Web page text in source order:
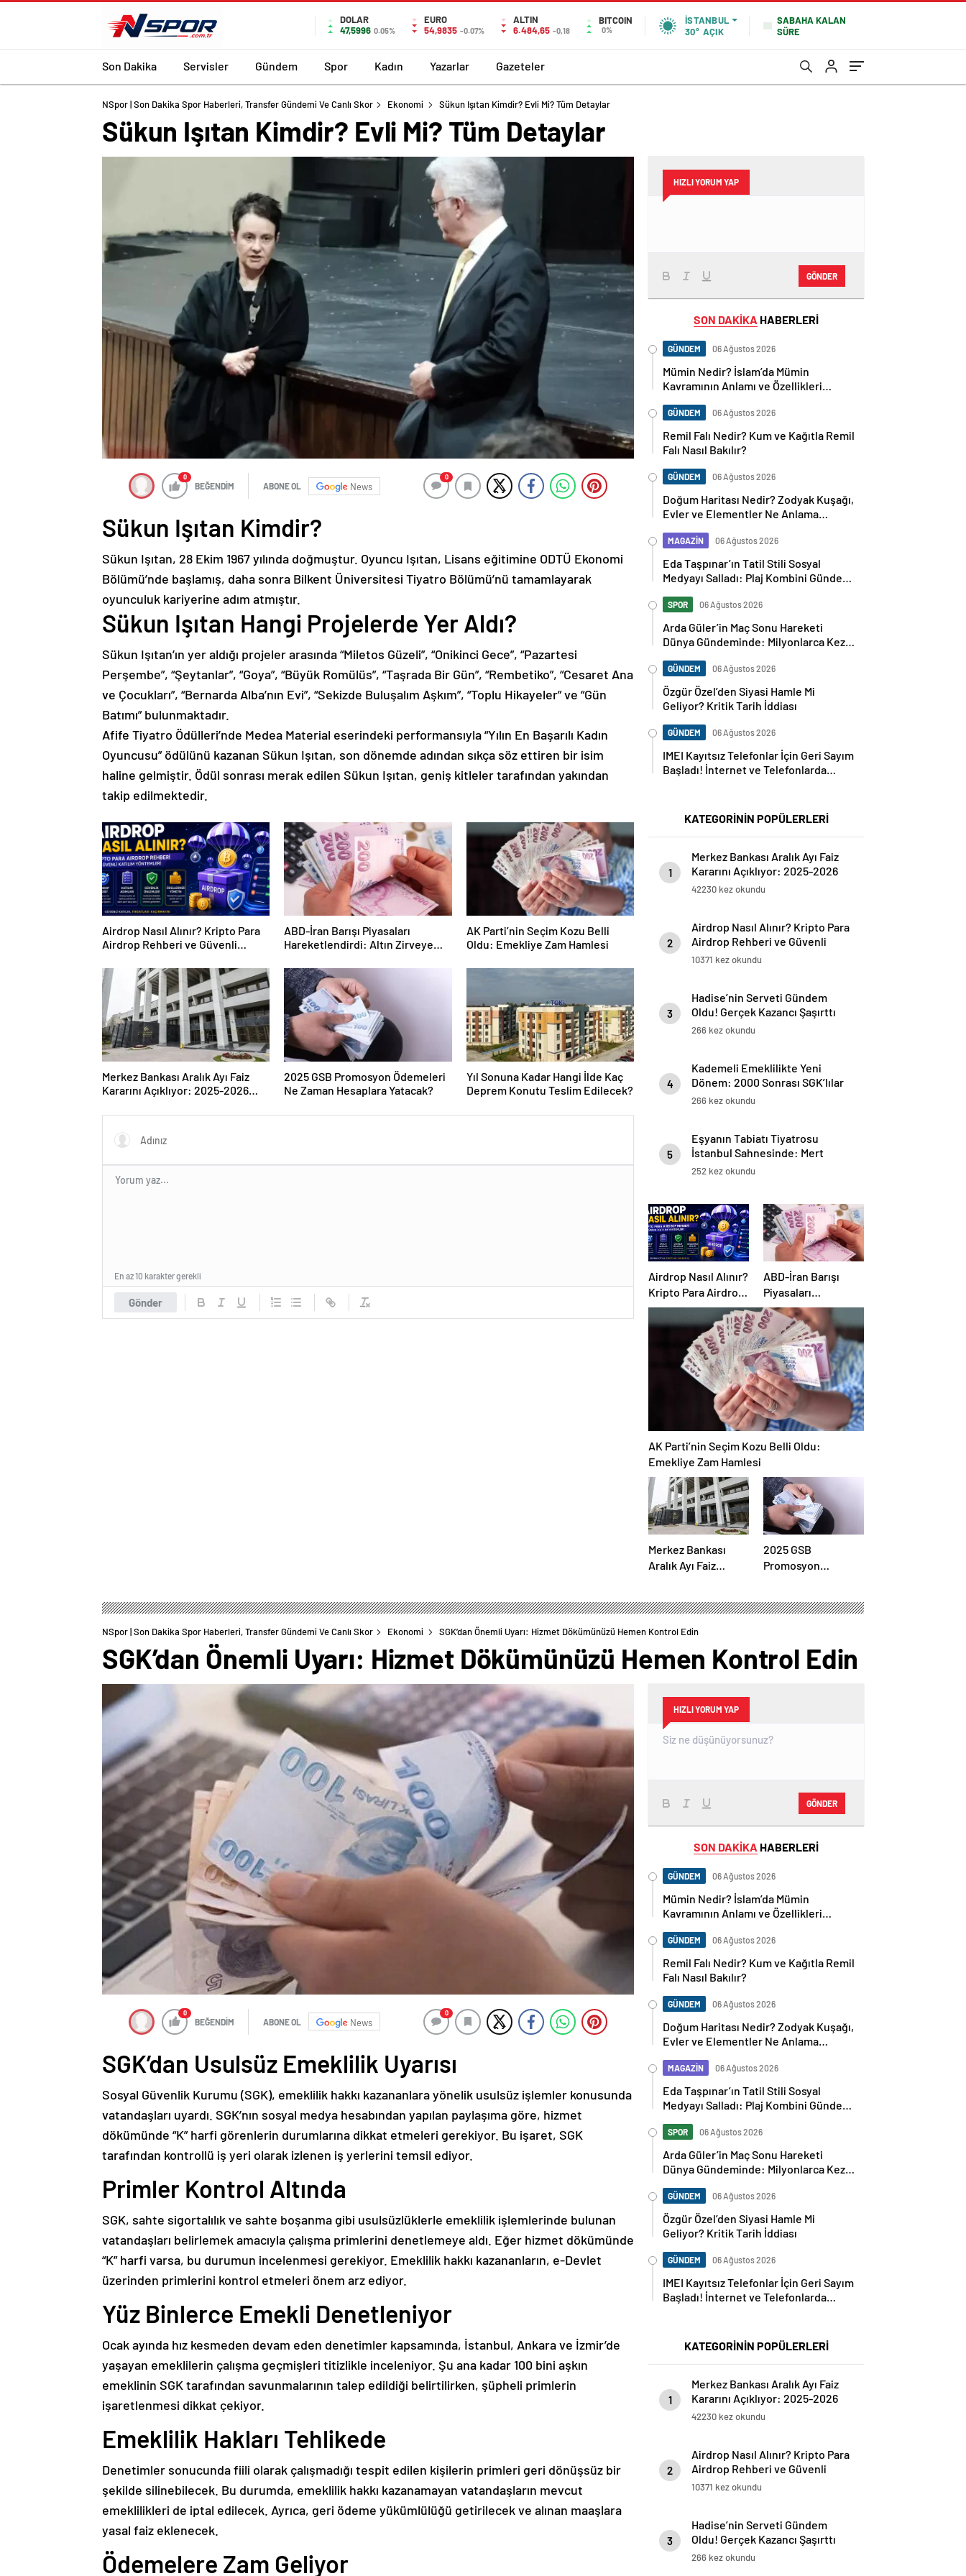
DOLAR
47,5996 0.05%
EURO
54,9835 -0.07%
ALTIN
6.484,65 -0,18
BITCOIN
0%
İSTANBUL
30° AÇIK
SABAHA KALAN
SÜRE
Son Dakika Servisler Gündem Spor Kadın Yazarlar Gazeteler
NSpor | Son Dakika Spor Haberleri, Transfer Gündemi Ve Canlı Skor Ekonomi Sükun Işıtan Kimdir? Evli Mi? Tüm Detaylar
Sükun Işıtan Kimdir? Evli Mi? Tüm Detaylar
0
BEĞENDİM ABONE OL News
0
Sükun Işıtan Kimdir?
Sükun Işıtan, 28 Ekim 1967 yılında doğmuştur. Oyuncu Işıtan, Lisans eğitimine ODTÜ Ekonomi
Bölümü’nde başlamış, daha sonra Bilkent Üniversitesi Tiyatro Bölümü’nü tamamlayarak
oyunculuk kariyerine adım atmıştır.
Sükun Işıtan Hangi Projelerde Yer Aldı?
Sükun Işıtan’ın yer aldığı projeler arasında “Miletos Güzeli”, “Onikinci Gece”, “Pazartesi
Perşembe”, “Şeytanlar”, “Goya”, “Büyük Romülüs”, “Taşrada Bir Gün”, “Rembetiko”, “Cesaret Ana
ve Çocukları”, “Bernarda Alba’nın Evi”, “Sekizde Buluşalım Aşkım”, “Toplu Hikayeler” ve “Gün
Batımı” bulunmaktadır.
Afife Tiyatro Ödülleri’nde Medea Material eserindeki performansıyla “Yılın En Başarılı Kadın
Oyuncusu” ödülünü kazanan Sükun Işıtan, son dönemde adından sıkça söz ettiren bir isim
haline gelmiştir. Ödül sonrası merak edilen Sükun Işıtan, geniş kitleler tarafından yakından
takip edilmektedir.
Airdrop Nasıl Alınır? Kripto Para
Airdrop Rehberi ve Güvenli
ABD-İran Barışı Piyasaları
Hareketlendirdi: Altın Zirveye
AK Parti’nin Seçim Kozu Belli
Oldu: Emekliye Zam Hamlesi
Merkez Bankası Aralık Ayı Faiz
Kararını Açıklıyor: 2025-2026
2025 GSB Promosyon Ödemeleri
Ne Zaman Hesaplara Yatacak?
Yıl Sonuna Kadar Hangi İlde Kaç
Deprem Konutu Teslim Edilecek?
Gönder
En az 10 karakter gerekli
HIZLI YORUM YAP
GÖNDER
SON DAKİKA HABERLERİ
GÜNDEM 06 Ağustos 2026
Mümin Nedir? İslam’da Mümin
Kavramının Anlamı ve Özellikleri
GÜNDEM 06 Ağustos 2026
Remil Falı Nedir? Kum ve Kağıtla Remil
Falı Nasıl Bakılır?
GÜNDEM 06 Ağustos 2026
Doğum Haritası Nedir? Zodyak Kuşağı,
Evler ve Elementler Ne Anlama
MAGAZİN 06 Ağustos 2026
Eda Taşpınar’ın Tatil Stili Sosyal
Medyayı Salladı: Plaj Kombini Gündem
SPOR 06 Ağustos 2026
Arda Güler’in Maç Sonu Hareketi
Dünya Gündeminde: Milyonlarca Kez
GÜNDEM 06 Ağustos 2026
Özgür Özel’den Siyasi Hamle Mi
Geliyor? Kritik Tarih İddiası
GÜNDEM 06 Ağustos 2026
IMEI Kayıtsız Telefonlar İçin Geri Sayım
Başladı! İnternet ve Telefonlarda
KATEGORİNİN POPÜLERLERİ
1
Merkez Bankası Aralık Ayı Faiz
Kararını Açıklıyor: 2025-2026
Takvimi
42230 kez okundu
2
Airdrop Nasıl Alınır? Kripto Para
Airdrop Rehberi ve Güvenli
Katılım Yöntemleri
10371 kez okundu
3
Hadise’nin Serveti Gündem
Oldu! Gerçek Kazancı Şaşırttı
266 kez okundu
4
Kademeli Emeklilikte Yeni
Dönem: 2000 Sonrası SGK’lılar
İçin Prim ve Yaş Tablosu
266 kez okundu
5
Eşyanın Tabiatı Tiyatrosu
İstanbul Sahnesinde: Mert
Turak & Aslıhan Malbora’yla
252 kez okundu
Airdrop Nasıl Alınır?
Kripto Para Airdrop
Rehberi ve Güvenli
Katılım Yöntemleri
ABD-İran Barışı
Piyasaları
Hareketlendirdi:
Altın Zirveye
Çıkarken Petrol
Geriledi
AK Parti’nin Seçim Kozu Belli Oldu:
Emekliye Zam Hamlesi
Merkez Bankası
Aralık Ayı Faiz
2025 GSB
Promosyon
Yatacak?
NSpor | Son Dakika Spor Haberleri, Transfer Gündemi Ve Canlı Skor Ekonomi SGK’dan Önemli Uyarı: Hizmet Dökümünüzü Hemen Kontrol Edin
SGK’dan Önemli Uyarı: Hizmet Dökümünüzü Hemen Kontrol Edin
0
BEĞENDİM ABONE OL News
0
SGK’dan Usulsüz Emeklilik Uyarısı
Sosyal Güvenlik Kurumu (SGK), emeklilik hakkı kazananlara yönelik usulsüz işlemler konusunda
vatandaşları uyardı. SGK’nın sosyal medya hesabından yapılan paylaşıma göre, hizmet
dökümünde “K” harfi görenlerin durumlarına dikkat etmeleri gerekiyor. Bu işaret, SGK
tarafından kontrollü iş yeri olarak izlenen iş yerlerini temsil ediyor.
Primler Kontrol Altında
SGK, sahte sigortalılık ve sahte boşanma gibi usulsüzlüklerle emeklilik işlemlerinde bulunan
vatandaşları belirlemek amacıyla çalışma primlerini denetlemeye aldı. Eğer hizmet dökümünde
“K” harfi varsa, bu durumun incelenmesi gerekiyor. Emeklilik hakkı kazananların, e-Devlet
üzerinden primlerini kontrol etmeleri önem arz ediyor.
Yüz Binlerce Emekli Denetleniyor
Ocak ayında hız kesmeden devam eden denetimler kapsamında, İstanbul, Ankara ve İzmir’de
yaşayan emeklilerin çalışma geçmişleri titizlikle inceleniyor. Şu ana kadar 100 bini aşkın
emeklinin SGK tarafından savunmalarının talep edildiği belirtilirken, şüpheli primlerin
işaretlenmesi dikkat çekiyor.
Emeklilik Hakları Tehlikede
Denetimler sonucunda fiili olarak çalışmadığı tespit edilen kişilerin primleri geri dönüşsüz bir
şekilde silinebilecek. Bu durumda, emeklilik hakkı kazanamayan vatandaşların mevcut
emeklilikleri de iptal edilecek. Ayrıca, geri ödeme yükümlülüğü getirilecek ve alınan maaşlara
yasal faiz eklenecek.
Ödemelere Zam Geliyor
HIZLI YORUM YAP
GÖNDER
SON DAKİKA HABERLERİ
GÜNDEM 06 Ağustos 2026
Mümin Nedir? İslam’da Mümin
Kavramının Anlamı ve Özellikleri
GÜNDEM 06 Ağustos 2026
Remil Falı Nedir? Kum ve Kağıtla Remil
Falı Nasıl Bakılır?
GÜNDEM 06 Ağustos 2026
Doğum Haritası Nedir? Zodyak Kuşağı,
Evler ve Elementler Ne Anlama
MAGAZİN 06 Ağustos 2026
Eda Taşpınar’ın Tatil Stili Sosyal
Medyayı Salladı: Plaj Kombini Gündem
SPOR 06 Ağustos 2026
Arda Güler’in Maç Sonu Hareketi
Dünya Gündeminde: Milyonlarca Kez
GÜNDEM 06 Ağustos 2026
Özgür Özel’den Siyasi Hamle Mi
Geliyor? Kritik Tarih İddiası
GÜNDEM 06 Ağustos 2026
IMEI Kayıtsız Telefonlar İçin Geri Sayım
Başladı! İnternet ve Telefonlarda
KATEGORİNİN POPÜLERLERİ
1
Merkez Bankası Aralık Ayı Faiz
Kararını Açıklıyor: 2025-2026
Takvimi
42230 kez okundu
2
Airdrop Nasıl Alınır? Kripto Para
Airdrop Rehberi ve Güvenli
Katılım Yöntemleri
10371 kez okundu
3
Hadise’nin Serveti Gündem
Oldu! Gerçek Kazancı Şaşırttı
266 kez okundu